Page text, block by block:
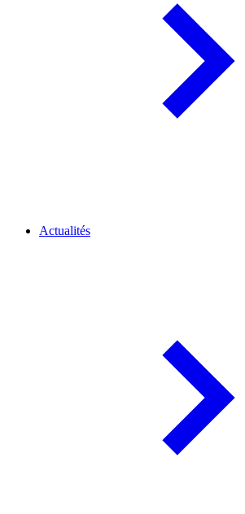
Actualités